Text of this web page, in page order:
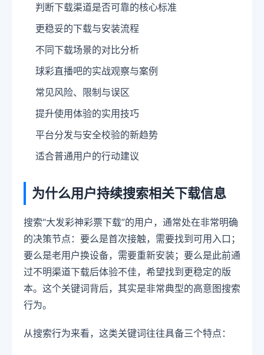
判断下载渠道是否可靠的核心标准
更稳妥的下载与安装流程
不同下载场景的对比分析
球彩直播吧的实战观察与案例
常见风险、限制与误区
提升使用体验的实用技巧
平台分发与安全校验的新趋势
适合普通用户的行动建议
为什么用户持续搜索相关下载信息
搜索“大发彩神彩票下载”的用户，通常处在非常明确
的决策节点：要么是首次接触，需要找到可用入口；
要么是老用户换设备，需要重新安装；要么是此前通
过不明渠道下载后体验不佳，希望找到更稳定的版
本。这个关键词背后，其实是非常典型的高意图搜索
行为。
从搜索行为来看，这类关键词往往具备三个特点：